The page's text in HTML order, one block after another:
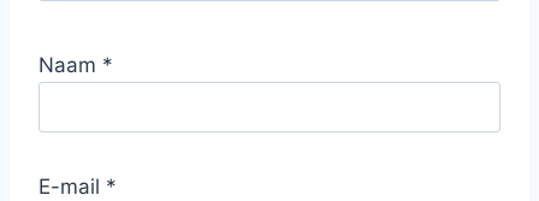
Naam *
E-mail *